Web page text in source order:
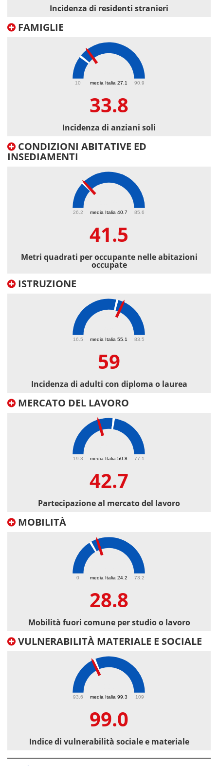
Incidenza di residenti stranieri
FAMIGLIE
media Italia 27.1
10 90.9
33.8
Incidenza di anziani soli
CONDIZIONI ABITATIVE ED
INSEDIAMENTI
media Italia 40.7
26.2 85.6
41.5
Metri quadrati per occupante nelle abitazioni
occupate
ISTRUZIONE
media Italia 55.1
16.5 83.5
59
Incidenza di adulti con diploma o laurea
MERCATO DEL LAVORO
media Italia 50.8
19.3 77.1
42.7
Partecipazione al mercato del lavoro
MOBILITÀ
media Italia 24.2
0 73.2
28.8
Mobilità fuori comune per studio o lavoro
VULNERABILITÀ MATERIALE E SOCIALE
media Italia 99.3
93.6 109
99.0
Indice di vulnerabilità sociale e materiale